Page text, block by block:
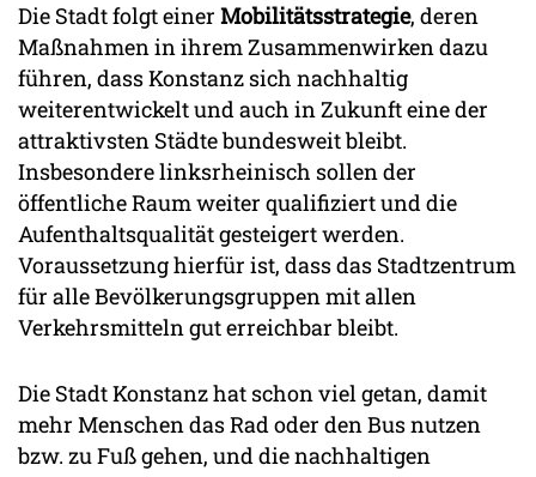
Die Stadt folgt einer Mobilitätsstrategie, deren
Maßnahmen in ihrem Zusammenwirken dazu
führen, dass Konstanz sich nachhaltig
weiterentwickelt und auch in Zukunft eine der
attraktivsten Städte bundesweit bleibt.
Insbesondere linksrheinisch sollen der
öffentliche Raum weiter qualifiziert und die
Aufenthaltsqualität gesteigert werden.
Voraussetzung hierfür ist, dass das Stadtzentrum
für alle Bevölkerungsgruppen mit allen
Verkehrsmitteln gut erreichbar bleibt.
Die Stadt Konstanz hat schon viel getan, damit
mehr Menschen das Rad oder den Bus nutzen
bzw. zu Fuß gehen, und die nachhaltigen